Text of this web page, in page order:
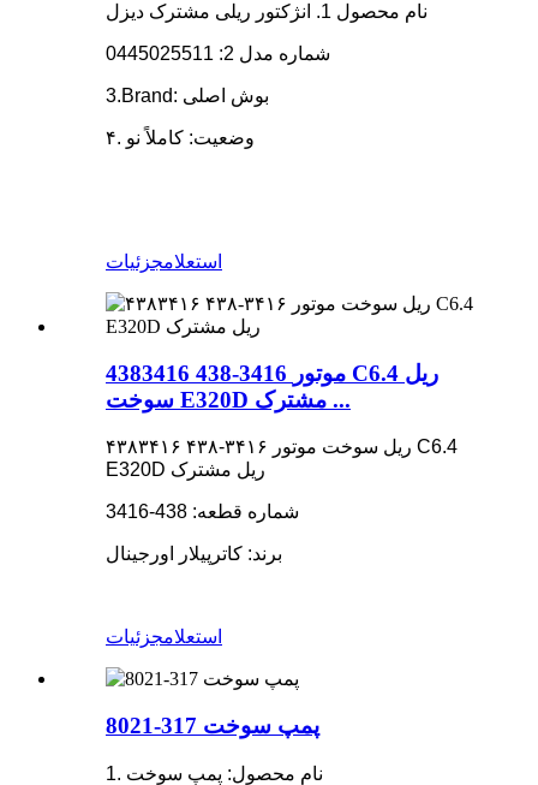
نام محصول 1. انژکتور ریلی مشترک دیزل
شماره مدل 2: 0445025511
3.Brand: بوش اصلی
۴. وضعیت: کاملاً نو
استعلامجزئیات
4383416 438-3416 موتور C6.4 ریل
سوخت E320D مشترک ...
۴۳۸۳۴۱۶ ۴۳۸-۳۴۱۶ ریل سوخت موتور C6.4
E320D ریل مشترک
شماره قطعه: 438-3416
برند: کاترپیلار اورجینال
استعلامجزئیات
پمپ سوخت 317-8021
1. نام محصول: پمپ سوخت